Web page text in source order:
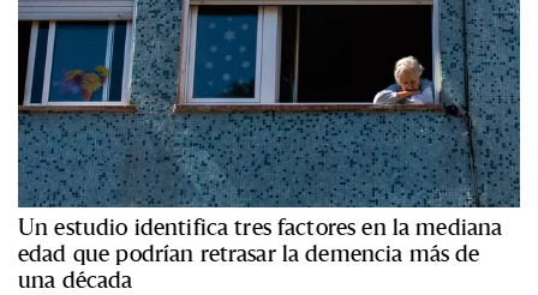
Un estudio identifica tres factores en la mediana
edad que podrían retrasar la demencia más de
una década